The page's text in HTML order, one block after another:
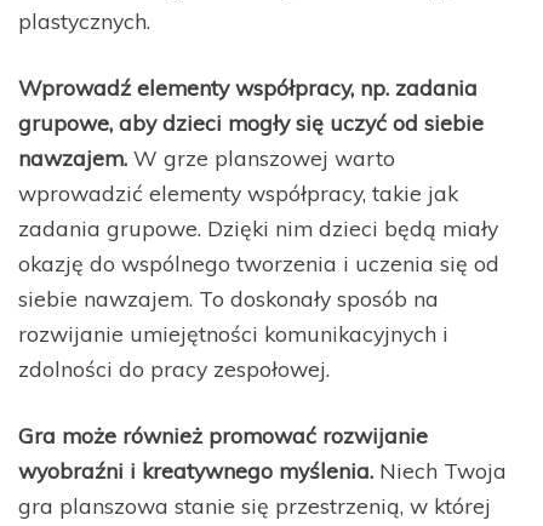
plastycznych.
Wprowadź elementy współpracy, np. zadania
grupowe, aby dzieci mogły się uczyć od siebie
nawzajem. W grze planszowej warto
wprowadzić elementy współpracy, takie jak
zadania grupowe. Dzięki nim dzieci będą miały
okazję do wspólnego tworzenia i uczenia się od
siebie nawzajem. To doskonały sposób na
rozwijanie umiejętności komunikacyjnych i
zdolności do pracy zespołowej.
Gra może również promować rozwijanie
wyobraźni i kreatywnego myślenia. Niech Twoja
gra planszowa stanie się przestrzenią, w której